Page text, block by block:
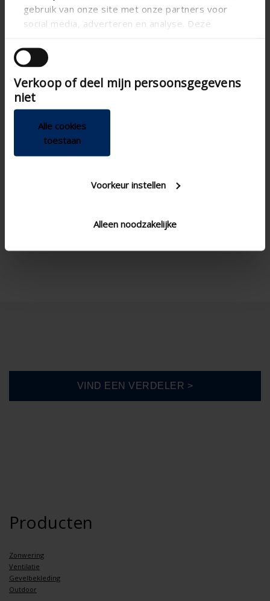
gebruik van onze site met onze partners voor
social media, adverteren en analyse. Deze
andere informatie die u aan ze heeft verstrekt of
die ze hebben verzameld op basis van uw gebruik
van hun services.
Verkoop of deel mijn persoonsgegevens
niet
Alle cookies
toestaan
Voorkeur instellen
Alleen noodzakelijke
CO2 sensor
Producten
Zonwering
Ventilatie
Gevelbekleding
Outdoor